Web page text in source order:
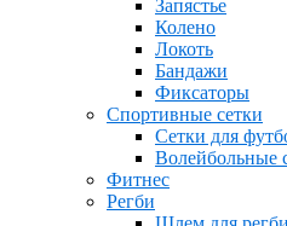
Запястье
Колено
Локоть
Бандажи
Фиксаторы
Спортивные сетки
Сетки для
Волейбольные
Фитнес
Регби